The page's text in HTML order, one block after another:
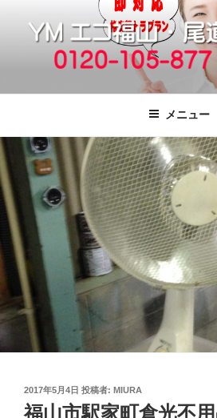
キ
ッ
プ
福山市で格安の不用
分は粗大ごみ処分、
YMエコ福山営業所へ
引っ越しゴミ・粗大ゴミの片付けをいた
メニュー
投
稿
2017年5月4日 投稿者: MIURA
福山市駅家町倉光不